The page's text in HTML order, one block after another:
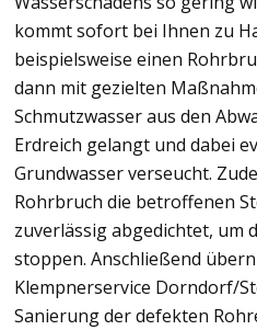
kommt sofort bei Ihnen zu
beispielsweise einen
dann mit gezielten
Schmutzwasser aus den
Erdreich gelangt und dabei
Grundwasser verseucht.
Rohrbruch die betroffenen
zuverlässig abgedichtet, um
stoppen. Anschließend
Klempnerservice Dorndorf/
Sanierung der defekten